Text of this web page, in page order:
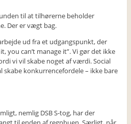
til at tilhørerne beholder
Der er vægt bag.
ud fra et udgangspunkt, der
you can’t manage it”. Vi gør det ikke
vi vil skabe noget af værdi. Social
skabe konkurrencefordele – ikke bare
nemlig DSB S-tog, har der